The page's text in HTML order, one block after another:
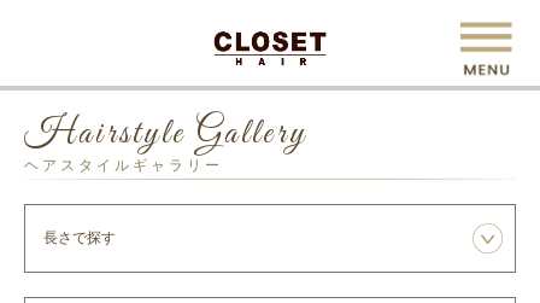
Hairstyle Gallery
ヘアスタイルギャラリー